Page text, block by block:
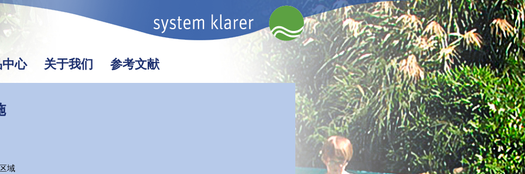
心 关于我们 参考文献
域